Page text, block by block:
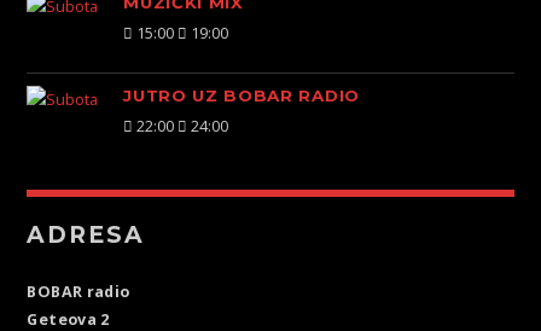
15:00 19:00
JUTRO UZ BOBAR RADIO
22:00 24:00
ADRESA
BOBAR radio
Geteova 2